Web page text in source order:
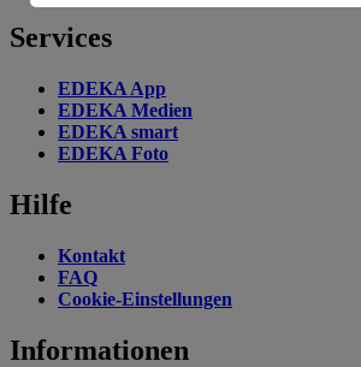
Services
EDEKA App
EDEKA Medien
EDEKA smart
EDEKA Foto
Hilfe
Kontakt
FAQ
Cookie-Einstellungen
Informationen
Informationen zum Herausgeber der
imImpressum